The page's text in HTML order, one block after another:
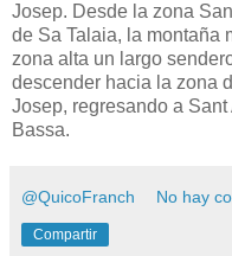
Josep. Desde la zona
de Sa Talaia, la montaña
zona alta un largo
descender hacia la zona
Josep, regresando a
Bassa.
@QuicoFranch No hay
Compartir